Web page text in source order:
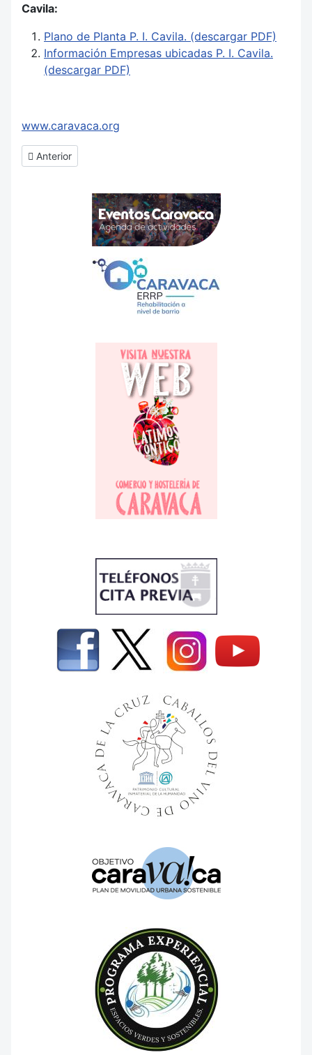
Cavila:
Plano de Planta P. I. Cavila. (descargar PDF)
Información Empresas ubicadas P. I. Cavila.
(descargar PDF)
www.caravaca.org
Artículo anterior: Agencia de Colocación
Anterior